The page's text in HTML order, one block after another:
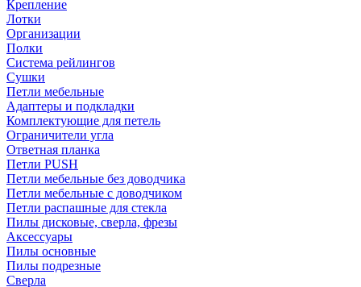
Крепление
Лотки
Организации
Полки
Система рейлингов
Сушки
Петли мебельные
Адаптеры и подкладки
Комплектующие для петель
Ограничители угла
Ответная планка
Петли PUSH
Петли мебельные без доводчика
Петли мебельные с доводчиком
Петли распашные для стекла
Пилы дисковые, сверла, фрезы
Аксессуары
Пилы основные
Пилы подрезные
Сверла